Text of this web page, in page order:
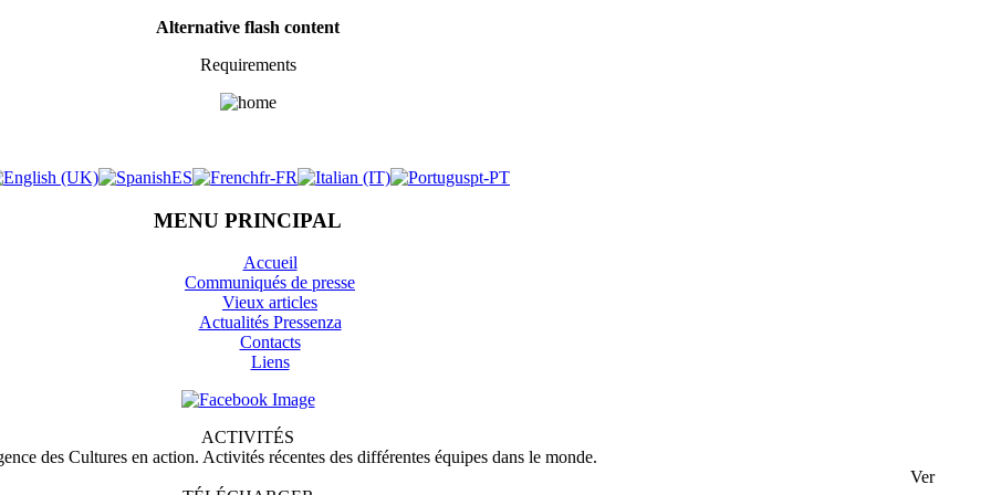
Alternative flash content
Requirements
MENU PRINCIPAL
Accueil
Communiqués de presse
Vieux articles
Actualités Pressenza
Contacts
Liens
ACTIVITÉS
des Cultures en action. Activités récentes des différentes équipes dans le monde.
Ver